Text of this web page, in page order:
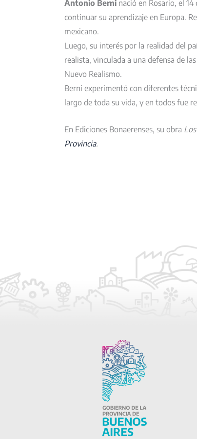
Antonio Berni nació en Rosario, el
continuar su aprendizaje en Europa.
mexicano.
Luego, su interés por la realidad del
realista, vinculada a una defensa de
Nuevo Realismo.
Berni experimentó con diferentes
largo de toda su vida, y en todos fue
En Ediciones Bonaerenses, su obra
Provincia.